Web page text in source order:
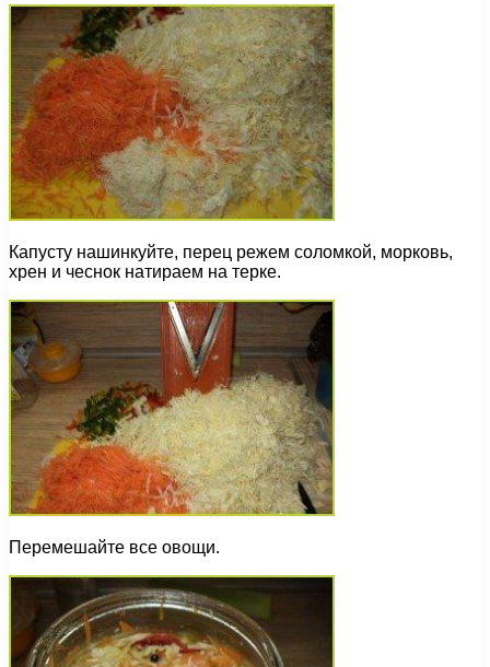
Капусту нашинкуйте, перец режем соломкой, морковь,
хрен и чеснок натираем на терке.
Перемешайте все овощи.